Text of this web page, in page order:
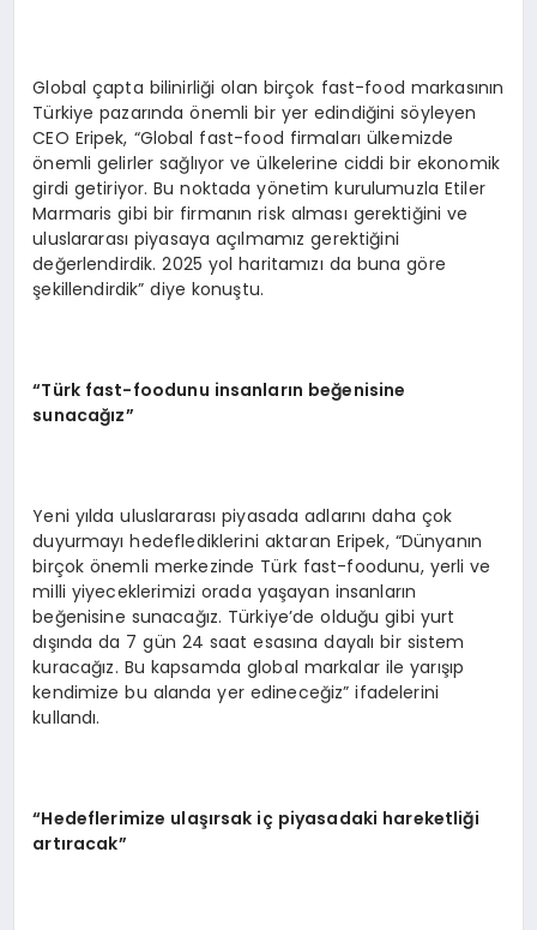
Global çapta bilinirliği olan birçok fast-food markasının
Türkiye pazarında önemli bir yer edindiğini söyleyen
CEO Eripek, “Global fast-food firmaları ülkemizde
önemli gelirler sağlıyor ve ülkelerine ciddi bir ekonomik
girdi getiriyor. Bu noktada yönetim kurulumuzla Etiler
Marmaris gibi bir firmanın risk alması gerektiğini ve
uluslararası piyasaya açılmamız gerektiğini
değerlendirdik. 2025 yol haritamızı da buna göre
şekillendirdik” diye konuştu.
“Türk fast-foodunu insanların beğenisine
sunacağız”
Yeni yılda uluslararası piyasada adlarını daha çok
duyurmayı hedeflediklerini aktaran Eripek, “Dünyanın
birçok önemli merkezinde Türk fast-foodunu, yerli ve
milli yiyeceklerimizi orada yaşayan insanların
beğenisine sunacağız. Türkiye’de olduğu gibi yurt
dışında da 7 gün 24 saat esasına dayalı bir sistem
kuracağız. Bu kapsamda global markalar ile yarışıp
kendimize bu alanda yer edineceğiz” ifadelerini
kullandı.
“Hedeflerimize ulaşırsak iç piyasadaki hareketliği
artıracak”